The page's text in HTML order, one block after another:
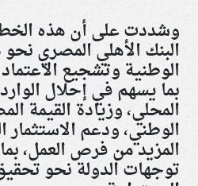
وشددت على أن هذه
البنك الأهلي المصري
الوطنية وتشجيع
بما يسهم في إحلال
المحلي، وزيادة القيمة
الوطني، ودعم الاستثمار
المزيد من فرص العمل،
توجهات الدولة نحو